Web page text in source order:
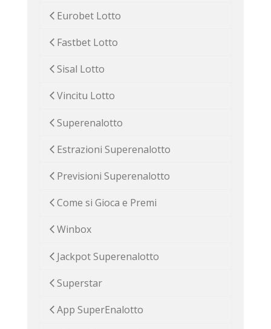
Eurobet Lotto
Fastbet Lotto
Sisal Lotto
Vincitu Lotto
Superenalotto
Estrazioni Superenalotto
Previsioni Superenalotto
Come si Gioca e Premi
Winbox
Jackpot Superenalotto
Superstar
App SuperEnalotto